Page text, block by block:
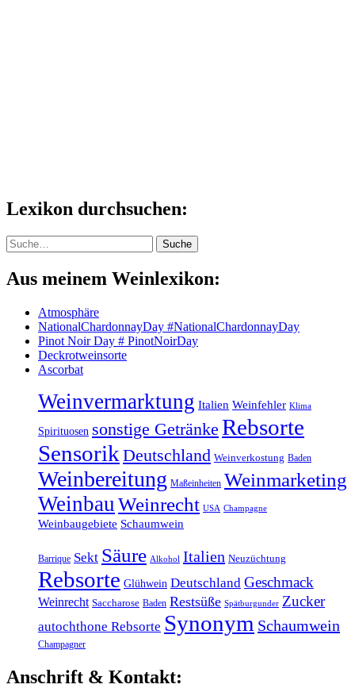
Lexikon durchsuchen:
Suche Suche
Aus meinem Weinlexikon:
Atmosphäre
NationalChardonnayDay #NationalChardonnayDay
Pinot Noir Day # PinotNoirDay
Deckrotweinsorte
Ascorbat
Weinvermarktung Italien Weinfehler Klima
Spirituosen sonstige Getränke Rebsorte
Sensorik Deutschland Weinverkostung Baden
Weinbereitung Maßeinheiten Weinmarketing
WeinbauWeinrecht USA Champagne
Weinbaugebiete Schaumwein
Barrique Sekt Säure Alkohol Italien Neuzüchtung
Rebsorte Glühwein Deutschland Geschmack
Weinrecht Saccharose Baden Restsüße Spätburgunder Zucker
autochthone Rebsorte Synonym Schaumwein
Champagner
Anschrift & Kontakt: